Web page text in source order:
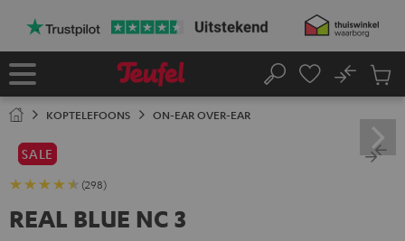
Home Zoeken
No
KOPTELEFOONS ON-EAR OVER-EAR
SALE
(298)
REAL BLUE NC 3